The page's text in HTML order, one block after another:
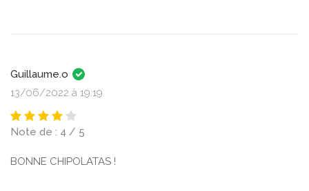
Guillaume.o
13/06/2022 à 19:19
Note de : 4 / 5
BONNE CHIPOLATAS !